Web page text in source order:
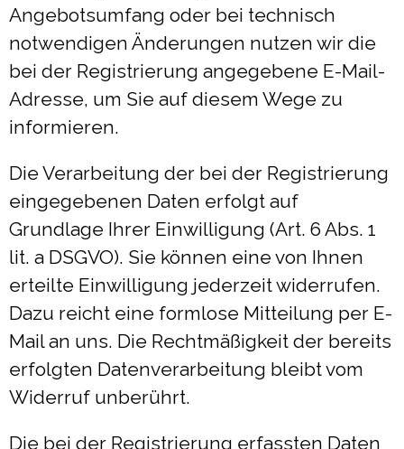
Angebotsumfang oder bei technisch
notwendigen Änderungen nutzen wir die
bei der Registrierung angegebene E-Mail-
Adresse, um Sie auf diesem Wege zu
informieren.
Die Verarbeitung der bei der Registrierung
eingegebenen Daten erfolgt auf
Grundlage Ihrer Einwilligung (Art. 6 Abs. 1
lit. a DSGVO). Sie können eine von Ihnen
erteilte Einwilligung jederzeit widerrufen.
Dazu reicht eine formlose Mitteilung per E-
Mail an uns. Die Rechtmäßigkeit der bereits
erfolgten Datenverarbeitung bleibt vom
Widerruf unberührt.
Die bei der Registrierung erfassten Daten